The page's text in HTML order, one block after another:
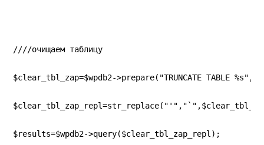
////очищаем таблицу
$clear_tbl_zap=$wpdb2->prepare("TRUNCATE TABLE
$results=$wpdb2->query($clear_tbl_zap_repl);